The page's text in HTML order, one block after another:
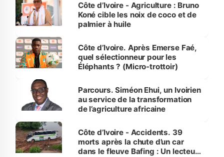
Côte d’Ivoire - Agriculture : Bruno
Koné cible les noix de coco et de
palmier à huile
Côte d’Ivoire. Après Emerse Faé,
quel sélectionneur pour les
Éléphants ? (Micro-trottoir)
Parcours. Siméon Ehui, un Ivoirien
au service de la transformation
de l’agriculture africaine
Côte d’Ivoire - Accidents. 39
morts après la chute d’un car
dans le fleuve Bafing : Un lecteur